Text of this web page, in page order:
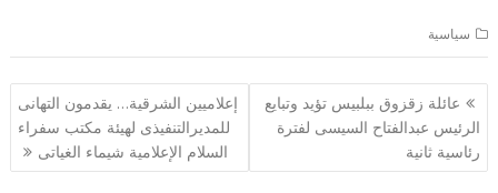
سياسية
تصفّح
المقالات
عائلة زقزوق ببلبيس تؤيد وتبايع
الرئيس عبدالفتاح السيسى لفترة
رئاسية ثانية
إعلاميين الشرقية… يقدمون التهانى
للمديرالتنفيذى لهيئة مكتب سفراء
السلام الإعلامية شيماء الغياتى